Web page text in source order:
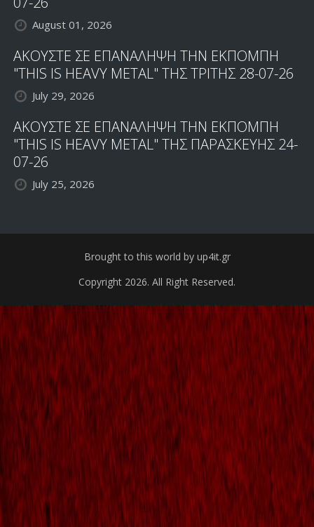
August 01, 2026
ΑΚΟΥΣΤΕ ΣΕ ΕΠΑΝΑΛΗΨΗ ΤΗΝ ΕΚΠΟΜΠΗ
"THIS IS HEAVY METAL" ΤΗΣ ΤΡΙΤΗΣ 28-07-26
July 29, 2026
ΑΚΟΥΣΤΕ ΣΕ ΕΠΑΝΑΛΗΨΗ ΤΗΝ ΕΚΠΟΜΠΗ
"THIS IS HEAVY METAL" ΤΗΣ ΠΑΡΑΣΚΕΥΗΣ 24-
07-26
July 25, 2026
Brought to this world by up4it.gr
Copyright 2026. All Right Reserved.